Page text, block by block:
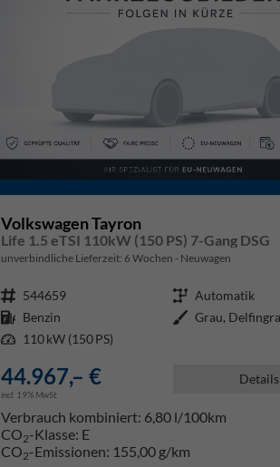
Volkswagen Tayron
Life 1.5 eTSI 110kW (150 PS) 7-Gang DSG
unverbindliche Lieferzeit: 6 Wochen Neuwagen
Fahrzeugnr. 544659 Getriebe Automatik
Kraftstoff Benzin Außenfarbe
Leistung 110 kW (150 PS)
44.967,– €
incl. 19% MwSt.
Details
Verbrauch kombiniert: 6,80 l/100km
CO2-Klasse: E
CO2-Emissionen: 155,00 g/km